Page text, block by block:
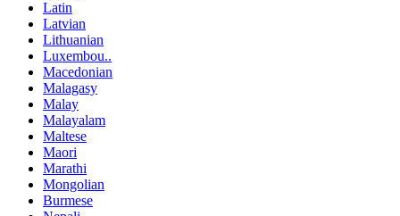
Latin
Latvian
Lithuanian
Luxembou..
Macedonian
Malagasy
Malay
Malayalam
Maltese
Maori
Marathi
Mongolian
Burmese